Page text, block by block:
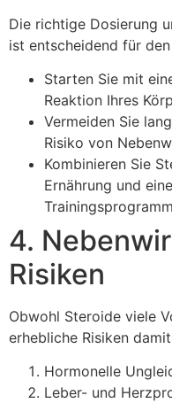
Die richtige Dosierung
ist entscheidend für
Starten Sie mit
Reaktion Ihres
Vermeiden Sie
Risiko von
Kombinieren Sie
Ernährung und
4.
Risiken
Obwohl Steroide viele
erhebliche Risiken
Hormonelle
Leber- und